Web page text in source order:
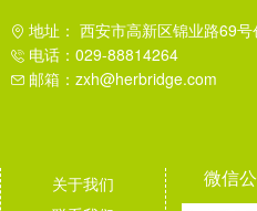
地址： 西安市高新区锦业路69
电话：029-88814264
邮箱：zxh@herbridge.com
关于我们
微信